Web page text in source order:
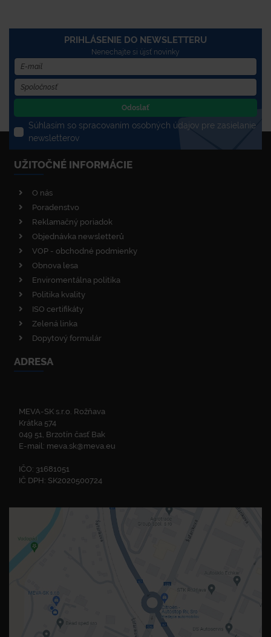
PRIHLÁSENIE DO NEWSLETTERU
Nenechajte si újsť novinky
Odoslať
Súhlasím so spracovaním osobných údajov pre zasielanie
newsletterov
UŽITOČNÉ INFORMÁCIE
O nás
Poradenstvo
Reklamačný poriadok
Objednávka newsletterů
VOP - obchodné podmienky
Obnova lesa
Enviromentálna politika
Politika kvality
ISO certifikáty
Zelená linka
Dopytový formulár
ADRESA
MEVA-SK s.r.o. Rožňava
Krátka 574
049 51, Brzotín časť Bak
E-mail: meva.sk@meva.eu
IČO: 31681051
IČ DPH: SK2020500724